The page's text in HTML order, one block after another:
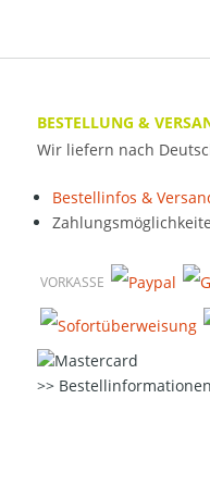
BESTELLUNG &
Wir liefern nach
Bestellinfos &
VORKASSE
Bestellinformationen